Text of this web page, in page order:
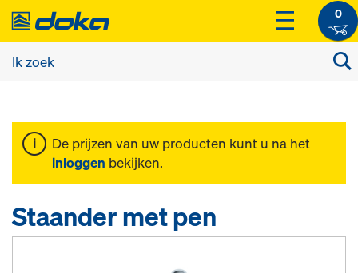
0
De prijzen van uw producten kunt u na het
inloggen bekijken.
Staander met pen